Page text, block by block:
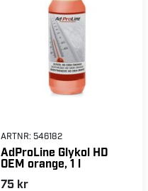
ARTNR: 546182
AdProLine Glykol HD
OEM orange, 1 l
75 kr